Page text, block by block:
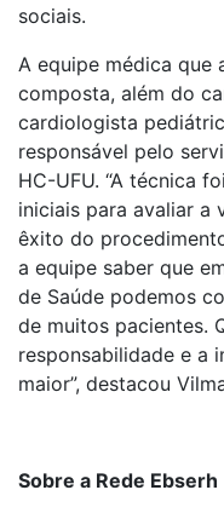
sociais.
A equipe médica que
composta, além do
cardiologista
responsável pelo
HC-UFU. “A técnica
iniciais para avaliar a
êxito do
a equipe saber que
de Saúde podemos
de muitos pacientes.
responsabilidade e a
maior”, destacou
Sobre a Rede Ebserh